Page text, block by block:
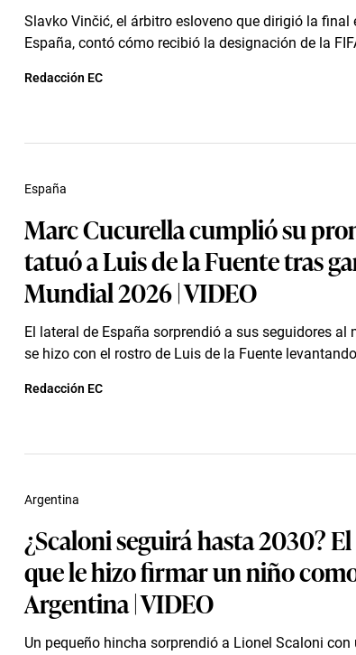
Slavko Vinčić, el árbitro esloveno que dirigió la final
España, contó cómo recibió la designación de la
Redacción EC
Marc Cucurella cumplió su
tatuó a Luis de la Fuente tras
Mundial 2026 | VIDEO
El lateral de España sorprendió a sus seguidores al
se hizo con el rostro de Luis de la Fuente
España
Redacción EC
¿Scaloni seguirá hasta 2030?
que le hizo firmar un niño
Argentina | VIDEO
Un pequeño hincha sorprendió a Lionel Scaloni con
Argentina